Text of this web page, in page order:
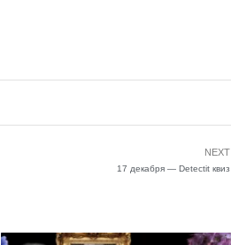
NEXT
17 декабря — Detectit квиз